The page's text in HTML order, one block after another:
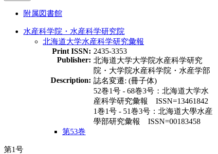
附属図書館
水産科学院・水産科学研究院
北海道大学水産科学研究彙報
Print ISSN: 2435-3353
Publisher: 北海道大学大学院水産科学研究
院・大学院水産科学院・水産学部
Description: 誌名変遷: (冊子体)
52巻1号 - 68巻3号：北海道大学水
産科学研究彙報 ISSN=13461842
1巻1号 - 51巻3号：北海道大學水産
學部研究彙報 ISSN=00183458
第53巻
第1号